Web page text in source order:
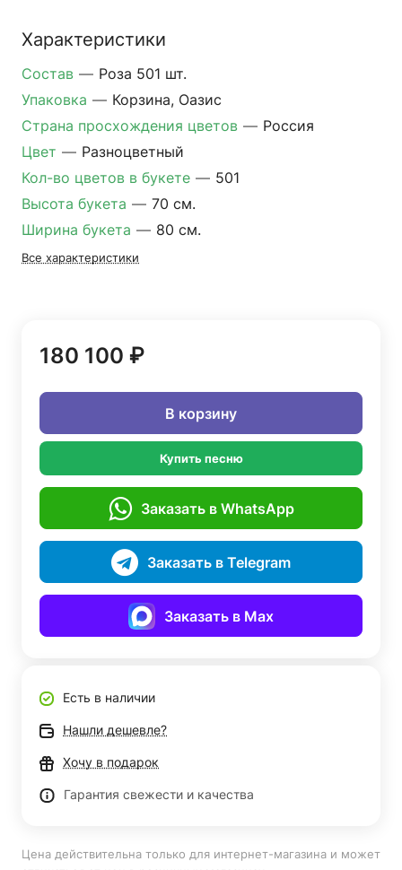
Характеристики
Состав — Роза 501 шт.
Упаковка — Корзина, Оазис
Страна просхождения цветов — Россия
Цвет — Разноцветный
Кол-во цветов в букете — 501
Высота букета — 70 см.
Ширина букета — 80 см.
Все характеристики
180 100 ₽
В корзину
Купить песню
Заказать в WhatsApp
Заказать в Telegram
Заказать в Max
Есть в наличии
Нашли дешевле?
Хочу в подарок
Гарантия свежести и качества
Цена действительна только для интернет-магазина и может